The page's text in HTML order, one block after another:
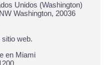
Unidos (Washington)
Washington, 20036
sitio web.
en Miami